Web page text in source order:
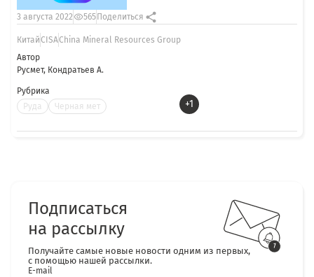
Автор
Русмет, Кондратьев А.
Рубрика
Руда
Черная мет +1
3 августа 2022 565 Поделиться
КитайCISAChina Mineral Resources Group
Подписаться
на рассылку
Получайте самые новые новости одним из первых,
с помощью нашей рассылки.
E-mail